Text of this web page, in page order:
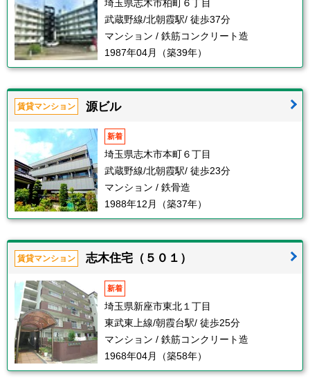
埼玉県志木市柏町６丁目
武蔵野線/北朝霞駅/ 徒歩37分
マンション / 鉄筋コンクリート造
1987年04月（築39年）
賃貸マンション 源ビル
新着
埼玉県志木市本町６丁目
武蔵野線/北朝霞駅/ 徒歩23分
マンション / 鉄骨造
1988年12月（築37年）
賃貸マンション 志木住宅（５０１）
新着
埼玉県新座市東北１丁目
東武東上線/朝霞台駅/ 徒歩25分
マンション / 鉄筋コンクリート造
1968年04月（築58年）